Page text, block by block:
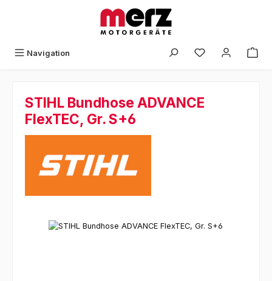
Navigation
STIHL Bundhose ADVANCE
FlexTEC, Gr. S+6
Bildergalerie überspringen